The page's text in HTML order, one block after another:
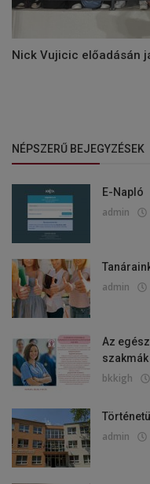
Nick Vujicic előadásán
NÉPSZERŰ BEJEGYZÉSEK
E-Napló
admin
admin
Az
szakmák
bkkigh
admin